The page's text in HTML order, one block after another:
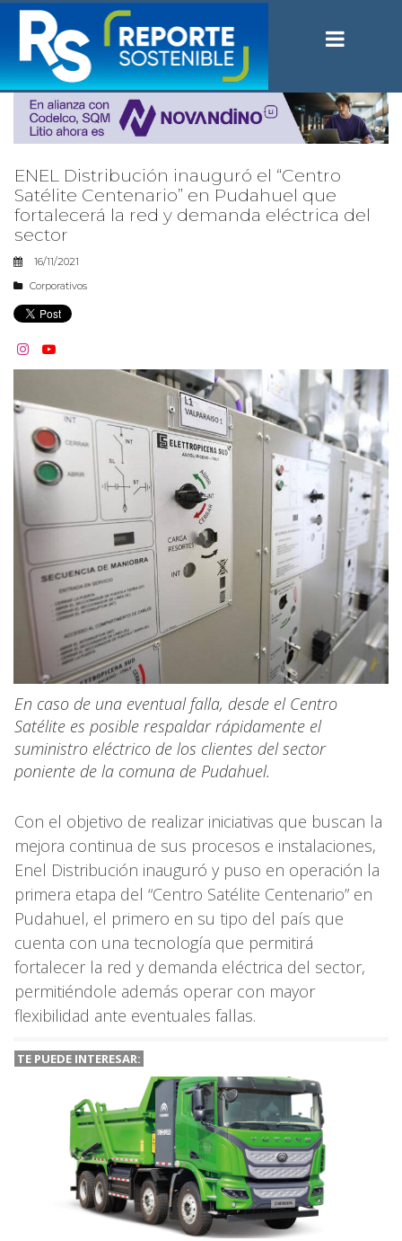
ENEL Distribución inauguró el “Centro
Satélite Centenario” en Pudahuel que
fortalecerá la red y demanda eléctrica del
sector
16/11/2021
Corporativos
 
En caso de una eventual falla, desde el Centro
Satélite es posible respaldar rápidamente el
suministro eléctrico de los clientes del sector
poniente de la comuna de Pudahuel.
Con el objetivo de realizar iniciativas que buscan la
mejora continua de sus procesos e instalaciones,
Enel Distribución inauguró y puso en operación la
primera etapa del “Centro Satélite Centenario” en
Pudahuel, el primero en su tipo del país que
cuenta con una tecnología que permitirá
fortalecer la red y demanda eléctrica del sector,
permitiéndole además operar con mayor
flexibilidad ante eventuales fallas.
TE PUEDE INTERESAR: